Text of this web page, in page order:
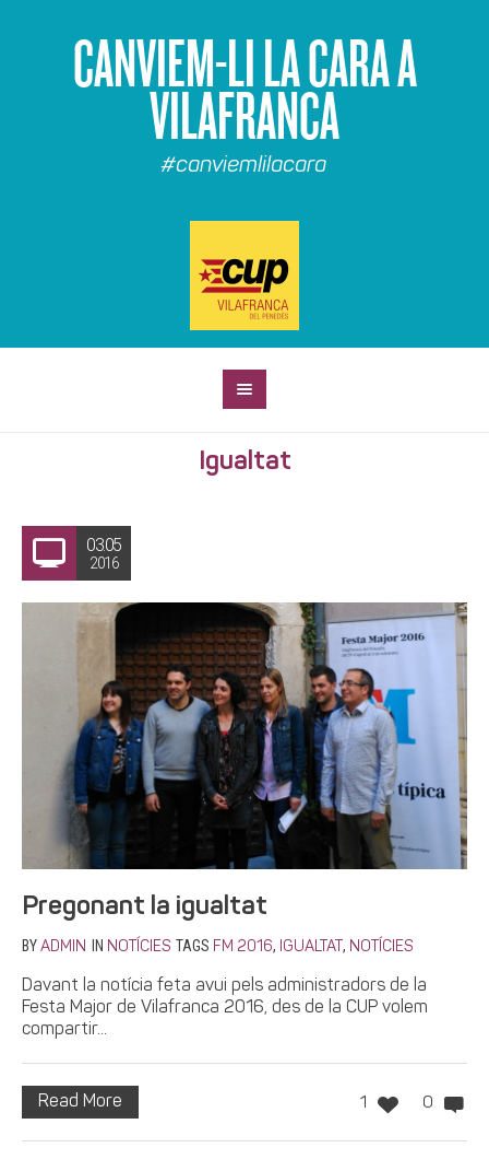
CANVIEM-LI LA CARA A
VILAFRANCA
#canviemlilacara
Igualtat
03.05
2016
Pregonant la igualtat
BY ADMIN IN NOTÍCIES TAGS FM 2016, IGUALTAT , NOTÍCIES
Davant la notícia feta avui pels administradors de la
Festa Major de Vilafranca 2016, des de la CUP volem
compartir...
1 0
Read More